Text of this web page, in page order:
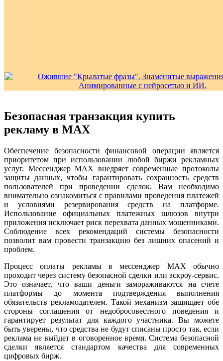
Безопасная транзакция купить
рекламу в MAX
Обеспечение безопасности финансовой операции является
приоритетом при использовании любой биржи рекламных
услуг. Мессенджер MAX внедряет современные протоколы
защиты данных, чтобы гарантировать сохранность средств
пользователей при проведении сделок. Вам необходимо
внимательно ознакомиться с правилами проведения платежей
и условиями резервирования средств на платформе.
Использование официальных платежных шлюзов внутри
приложения исключает риск перехвата данных мошенниками.
Соблюдение всех рекомендаций системы безопасности
позволит вам провести транзакцию без лишних опасений и
проблем.
Процесс оплаты рекламы в мессенджер MAX обычно
проходит через систему безопасной сделки или эскроу-сервис.
Это означает, что ваши деньги замораживаются на счете
платформы до момента подтверждения выполнения
обязательств рекламодателем. Такой механизм защищает обе
стороны соглашения от недобросовестного поведения и
гарантирует результат для каждого участника. Вы можете
быть уверены, что средства не будут списаны просто так, если
реклама не выйдет в оговоренное время. Система безопасной
сделки является стандартом качества для современных
цифровых бирж.